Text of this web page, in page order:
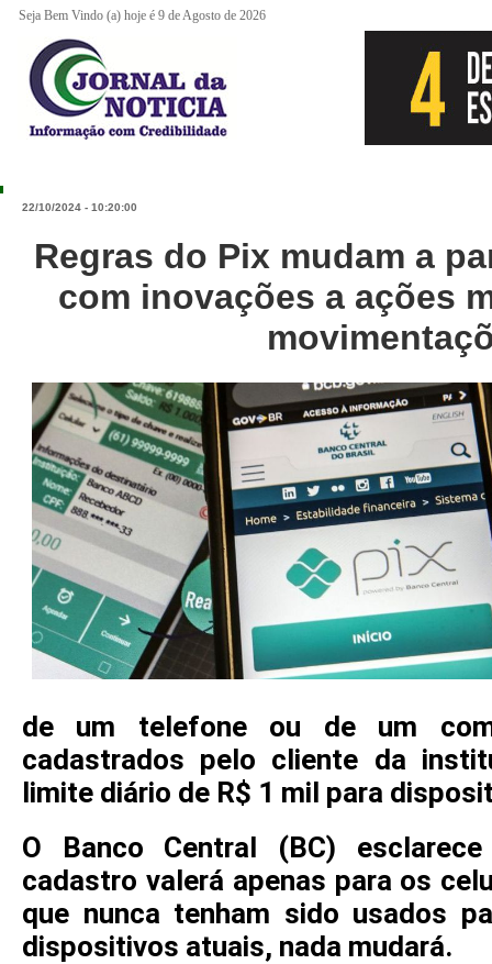
Seja Bem Vindo (a) hoje é 9 de Agosto de 2026
22/10/2024 - 10:20:00
Regras do Pix mudam a
com inovações a ações
de um telefone ou de um
cadastrados pelo cliente da
limite diário de R$ 1 mil para
O Banco Central (BC)
cadastro valerá apenas para os
que nunca tenham sido usados
dispositivos atuais, nada mudará.